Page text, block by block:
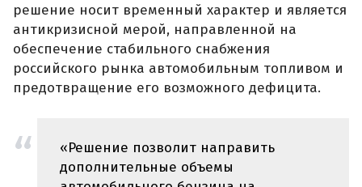
решение носит временный характер и является
антикризисной мерой, направленной на
обеспечение стабильного снабжения
российского рынка автомобильным топливом и
предотвращение его возможного дефицита.
«Решение позволит направить
дополнительные объемы